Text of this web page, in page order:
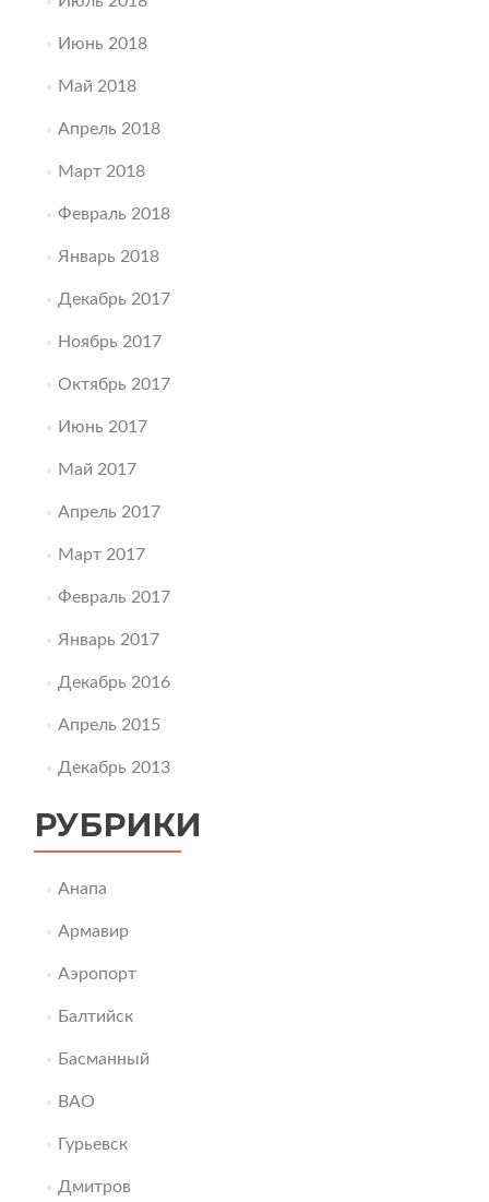
Июнь 2018
Май 2018
Апрель 2018
Март 2018
Февраль 2018
Январь 2018
Декабрь 2017
Ноябрь 2017
Октябрь 2017
Июнь 2017
Май 2017
Апрель 2017
Март 2017
Февраль 2017
Январь 2017
Декабрь 2016
Апрель 2015
Декабрь 2013
РУБРИКИ
Анапа
Армавир
Аэропорт
Балтийск
Басманный
ВАО
Гурьевск
Дмитров